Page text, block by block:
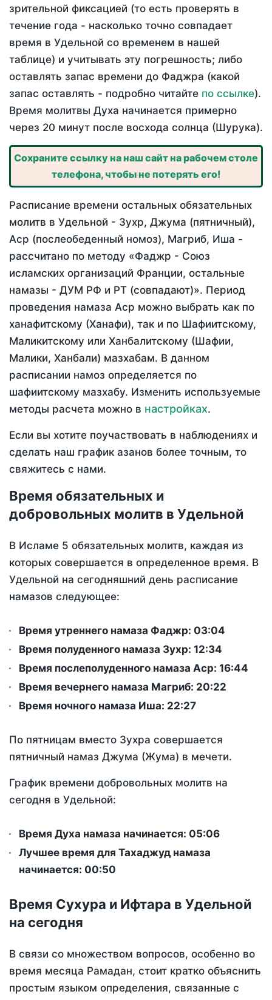
зрительной фиксацией (то есть проверять в
течение года - насколько точно совпадает
время в Удельной со временем в нашей
таблице) и учитывать эту погрешность; либо
оставлять запас времени до Фаджра (какой
запас оставлять - подробно читайте по ссылке).
Время молитвы Духа начинается примерно
через 20 минут после восхода солнца (Шурука).
Сохраните ссылку на наш сайт на рабочем столе
телефона, чтобы не потерять его!
Расписание времени остальных обязательных
молитв в Удельной - Зухр, Джума (пятничный),
Аср (послеобеденный номоз), Магриб, Иша -
рассчитано по методу «Фаджр - Союз
исламских организаций Франции, остальные
намазы - ДУМ РФ и РТ (совпадают)». Период
проведения намаза Аср можно выбрать как по
ханафитскому (Ханафи), так и по Шафиитскому,
Маликитскому или Ханбалитскому (Шафии,
Малики, Ханбали) мазхабам. В данном
расписании намоз определяется по
шафиитскому мазхабу. Изменить используемые
методы расчета можно в настройках.
Если вы хотите поучаствовать в наблюдениях и
сделать наш график азанов более точным, то
свяжитесь с нами.
Время обязательных и
добровольных молитв в Удельной
В Исламе 5 обязательных молитв, каждая из
которых совершается в определенное время. В
Удельной на сегодняшний день расписание
намазов следующее:
Время утреннего намаза Фаджр: 03:04
Время полуденного намаза Зухр: 12:34
Время послеполуденного намаза Аср: 16:44
Время вечернего намаза Магриб: 20:22
Время ночного намаза Иша: 22:27
По пятницам вместо Зухра совершается
пятничный намаз Джума (Жума) в мечети.
График времени добровольных молитв на
сегодня в Удельной:
Время Духа намаза начинается: 05:06
Лучшее время для Тахаджуд намаза
начинается: 00:50
Время Сухура и Ифтара в Удельной
на сегодня
В связи со множеством вопросов, особенно во
время месяца Рамадан, стоит кратко объяснить
простым языком определения, связанные с